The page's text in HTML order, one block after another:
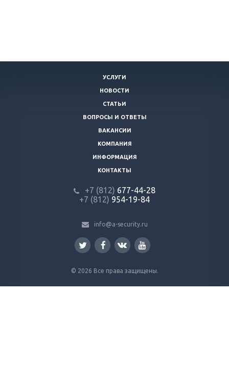
УСЛУГИ
НОВОСТИ
СТАТЬИ
ВОПРОСЫ И ОТВЕТЫ
ВАКАНСИИ
КОМПАНИЯ
ИНФОРМАЦИЯ
КОНТАКТЫ
+7 (812) 677-44-28
+7 (812) 954-19-84
info@a-security.ru
© 2026 Все права защищены.